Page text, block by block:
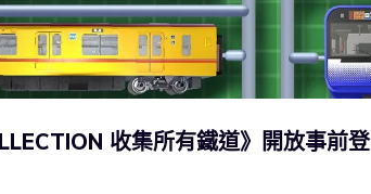
收集所有鐵道》開放事前登